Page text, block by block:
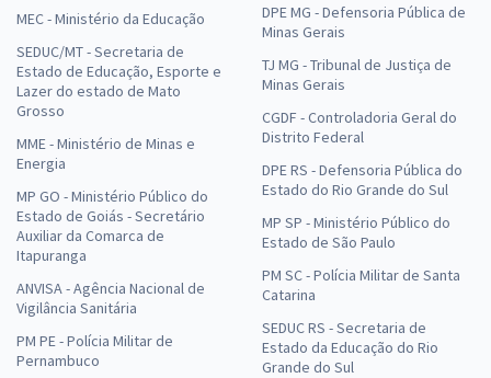
MEC - Ministério da Educação
SEDUC/MT - Secretaria de
Estado de Educação, Esporte e
Lazer do estado de Mato
Grosso
MME - Ministério de Minas e
Energia
MP GO - Ministério Público do
Estado de Goiás - Secretário
Auxiliar da Comarca de
Itapuranga
ANVISA - Agência Nacional de
Vigilância Sanitária
PM PE - Polícia Militar de
Pernambuco
DPE MG - Defensoria Pública de
Minas Gerais
TJ MG - Tribunal de Justiça de
Minas Gerais
CGDF - Controladoria Geral do
Distrito Federal
DPE RS - Defensoria Pública do
Estado do Rio Grande do Sul
MP SP - Ministério Público do
Estado de São Paulo
PM SC - Polícia Militar de Santa
Catarina
SEDUC RS - Secretaria de
Estado da Educação do Rio
Grande do Sul